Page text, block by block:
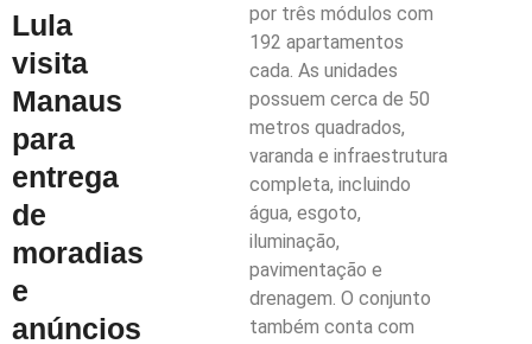
Lula
visita
Manaus
para
entrega
de
moradias
e
anúncios
por três módulos com
192 apartamentos
cada. As unidades
possuem cerca de 50
metros quadrados,
varanda e infraestrutura
completa, incluindo
água, esgoto,
iluminação,
pavimentação e
drenagem. O conjunto
também conta com